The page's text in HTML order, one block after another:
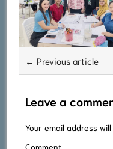
← Previous article
Leave a
Your email address
Comment